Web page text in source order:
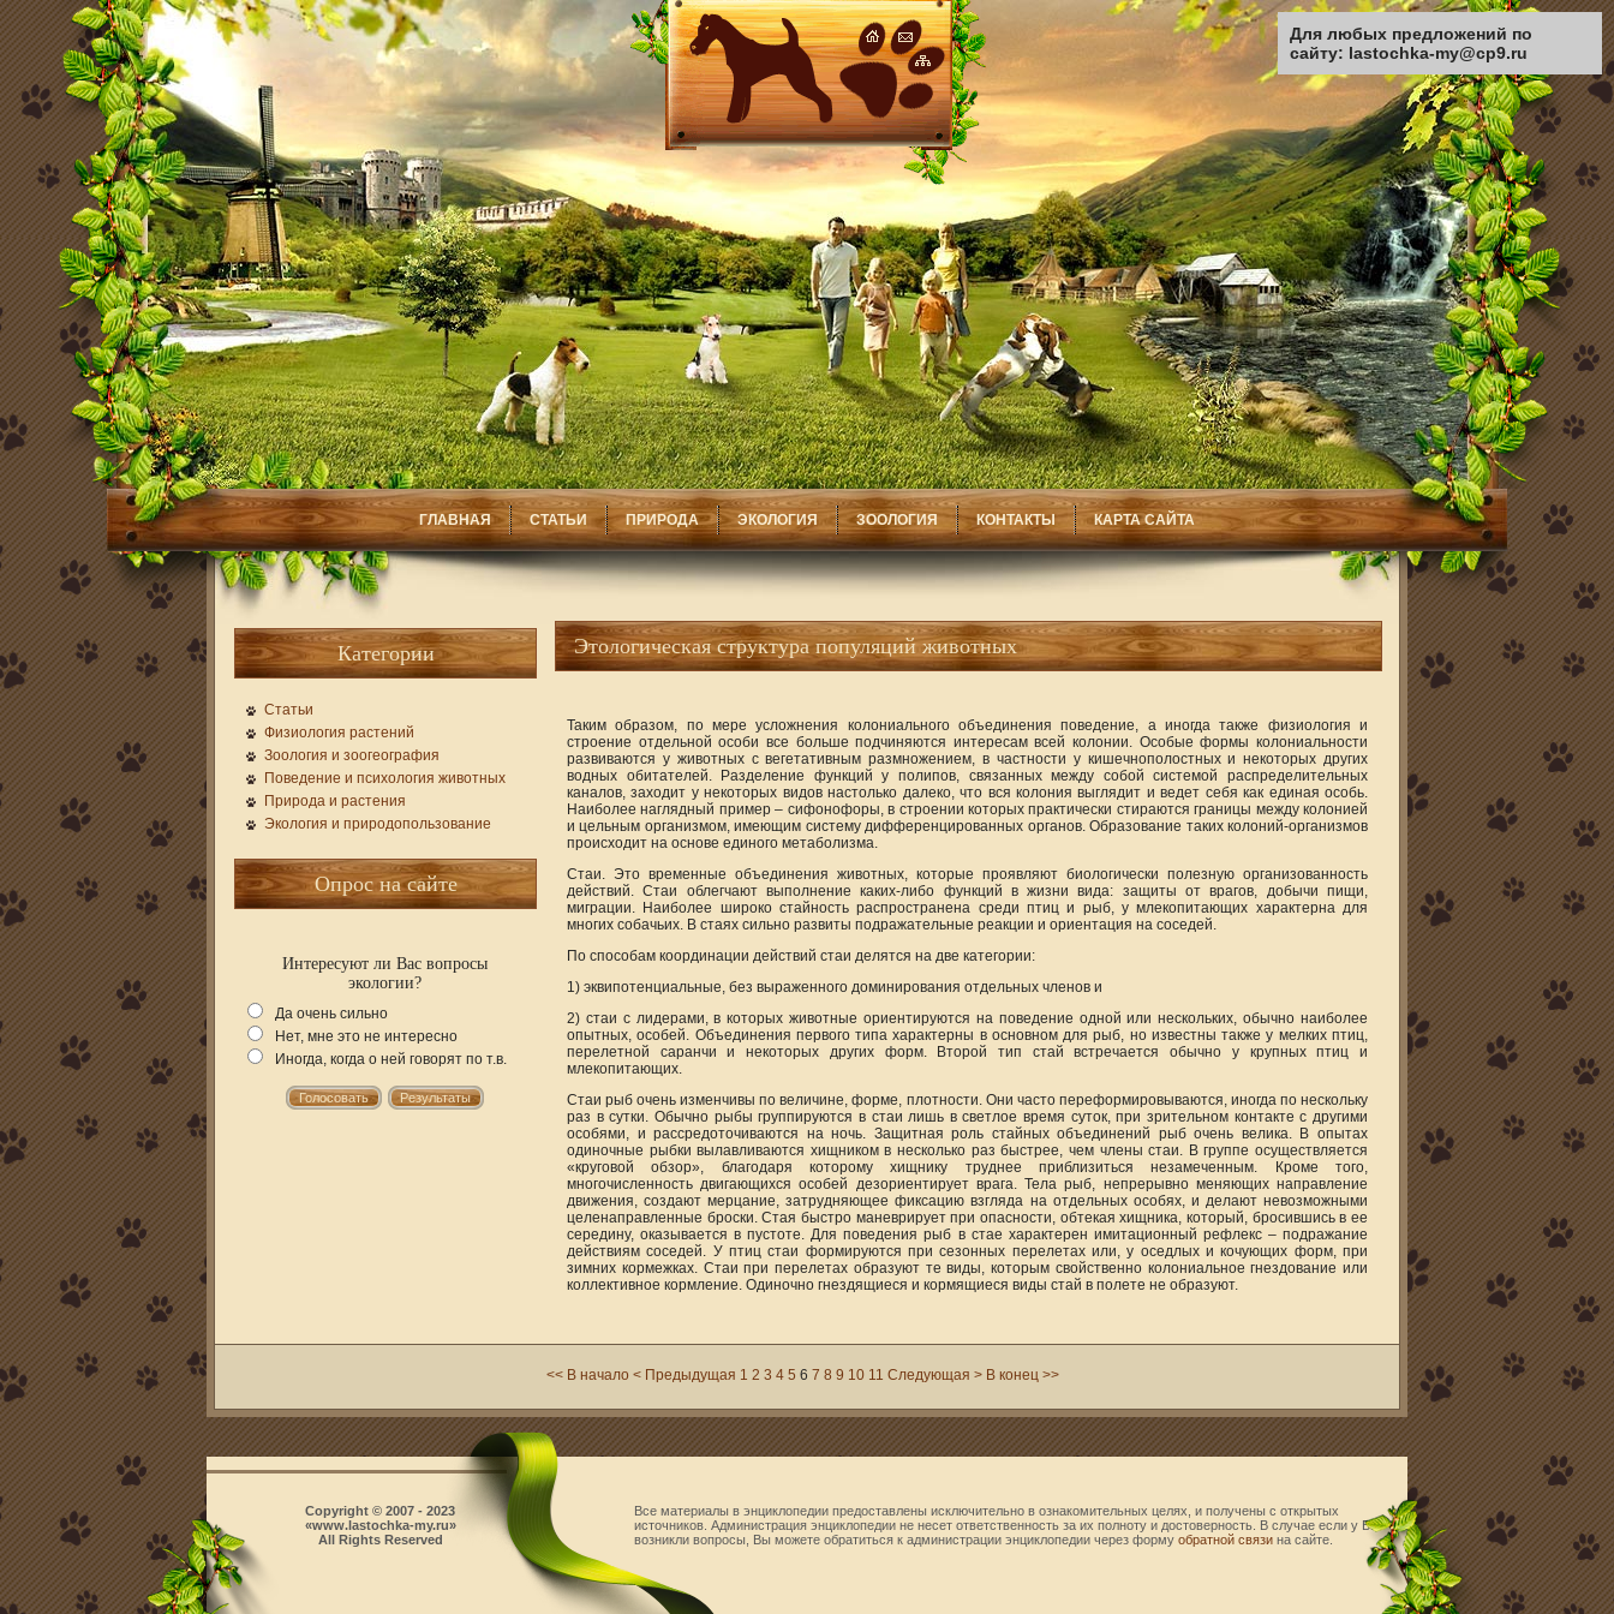
ГЛАВНАЯ СТАТЬИ ПРИРОДА ЭКОЛОГИЯ ЗООЛОГИЯ КОНТАКТЫ КАРТА САЙТА
Категории
Статьи
Физиология растений
Зоология и зоогеография
Поведение и психология животных
Природа и растения
Экология и природопользование
Опрос на сайте
Интересуют ли Вас вопросы
экологии?
Да очень сильно
Нет, мне это не интересно
Иногда, когда о ней говорят по т.в.
Этологическая структура популяций животных
Таким образом, по мере усложнения колониального объединения поведение, а иногда также физиология и
строение отдельной особи все больше подчиняются интересам всей колонии. Особые формы колониальности
развиваются у животных с вегетативным размножением, в частности у кишечнополостных и некоторых других
водных обитателей. Разделение функций у полипов, связанных между собой системой распределительных
каналов, заходит у некоторых видов настолько далеко, что вся колония выглядит и ведет себя как единая особь.
Наиболее наглядный пример – сифонофоры, в строении которых практически стираются границы между колонией
и цельным организмом, имеющим систему дифференцированных органов. Образование таких колоний-организмов
происходит на основе единого метаболизма.
Стаи. Это временные объединения животных, которые проявляют биологически полезную организованность
действий. Стаи облегчают выполнение каких-либо функций в жизни вида: защиты от врагов, добычи пищи,
миграции. Наиболее широко стайность распространена среди птиц и рыб, у млекопитающих характерна для
многих собачьих. В стаях сильно развиты подражательные реакции и ориентация на соседей.
По способам координации действий стаи делятся на две категории:
1) эквипотенциальные, без выраженного доминирования отдельных членов и
2) стаи с лидерами, в которых животные ориентируются на поведение одной или нескольких, обычно наиболее
опытных, особей. Объединения первого типа характерны в основном для рыб, но известны также у мелких птиц,
перелетной саранчи и некоторых других форм. Второй тип стай встречается обычно у крупных птиц и
млекопитающих.
Стаи рыб очень изменчивы по величине, форме, плотности. Они часто переформировываются, иногда по нескольку
раз в сутки. Обычно рыбы группируются в стаи лишь в светлое время суток, при зрительном контакте с другими
особями, и рассредоточиваются на ночь. Защитная роль стайных объединений рыб очень велика. В опытах
одиночные рыбки вылавливаются хищником в несколько раз быстрее, чем члены стаи. В группе осуществляется
«круговой обзор», благодаря которому хищнику труднее приблизиться незамеченным. Кроме того,
многочисленность двигающихся особей дезориентирует врага. Тела рыб, непрерывно меняющих направление
движения, создают мерцание, затрудняющее фиксацию взгляда на отдельных особях, и делают невозможными
целенаправленные броски. Стая быстро маневрирует при опасности, обтекая хищника, который, бросившись в ее
середину, оказывается в пустоте. Для поведения рыб в стае характерен имитационный рефлекс – подражание
действиям соседей. У птиц стаи формируются при сезонных перелетах или, у оседлых и кочующих форм, при
зимних кормежках. Стаи при перелетах образуют те виды, которым свойственно колониальное гнездование или
коллективное кормление. Одиночно гнездящиеся и кормящиеся виды стай в полете не образуют.
<< В начало < Предыдущая 1 2 3 4 5 6 7 8 9 10 11 Следующая > В конец >>
Все материалы в энциклопедии предоставлены исключительно в ознакомительных целях, и получены с открытых
источников. Администрация энциклопедии не несет ответственность за их полноту и достоверность. В случае если у Вас
возникли вопросы, Вы можете обратиться к администрации энциклопедии через форму обратной связи на сайте.
Copyright © 2007 - 2023
«www.lastochka-my.ru»
All Rights Reserved
Для любых предложений по
сайту: lastochka-my@cp9.ru